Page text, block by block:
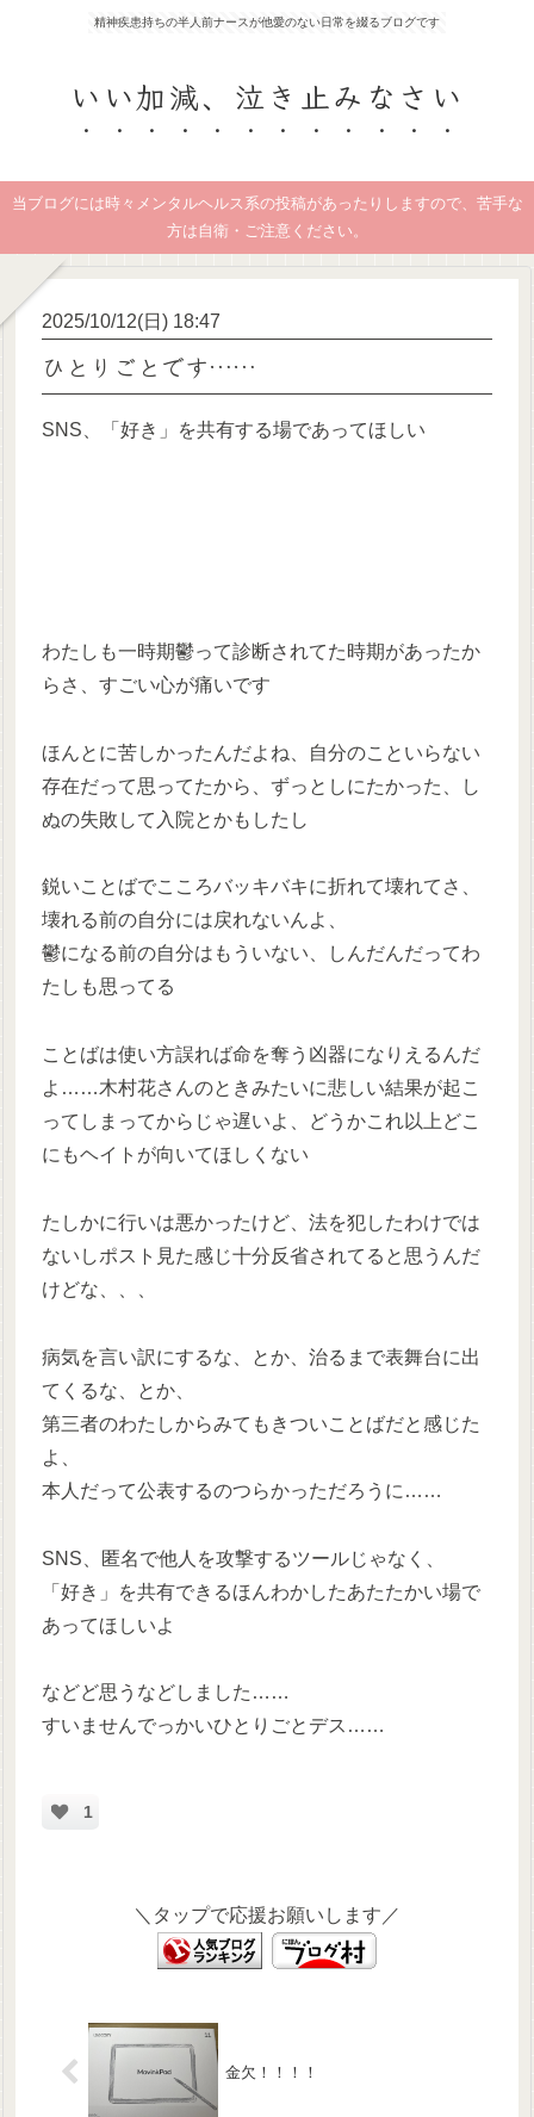
精神疾患持ちの半人前ナースが他愛のない日常を綴るブログです
いい加減、泣き止みなさい
当ブログには時々メンタルヘルス系の投稿があったりしますので、苦手な
方は自衛・ご注意ください。
2025/10/12(日) 18:47
ひとりごとです……
SNS、「好き」を共有する場であってほしい
わたしも一時期鬱って診断されてた時期があったか
らさ、すごい心が痛いです
ほんとに苦しかったんだよね、自分のこといらない
存在だって思ってたから、ずっとしにたかった、し
ぬの失敗して入院とかもしたし
鋭いことばでこころバッキバキに折れて壊れてさ、
壊れる前の自分には戻れないんよ、
鬱になる前の自分はもういない、しんだんだってわ
たしも思ってる
ことばは使い方誤れば命を奪う凶器になりえるんだ
よ……木村花さんのときみたいに悲しい結果が起こ
ってしまってからじゃ遅いよ、どうかこれ以上どこ
にもヘイトが向いてほしくない
たしかに行いは悪かったけど、法を犯したわけでは
ないしポスト見た感じ十分反省されてると思うんだ
けどな、、、
病気を言い訳にするな、とか、治るまで表舞台に出
てくるな、とか、
第三者のわたしからみてもきついことばだと感じた
よ、
本人だって公表するのつらかっただろうに……
SNS、匿名で他人を攻撃するツールじゃなく、
「好き」を共有できるほんわかしたあたたかい場で
あってほしいよ
などど思うなどしました……
すいませんでっかいひとりごとデス……
1
＼タップで応援お願いします／
金欠！！！！